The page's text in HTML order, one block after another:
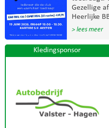
Gezellige
Heerlijke
> lees meer
Kledingsponsor